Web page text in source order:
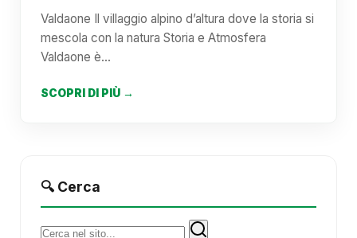
Valdaone Il villaggio alpino d’altura dove la storia si
mescola con la natura Storia e Atmosfera
Valdaone è…
SCOPRI DI PIÙ →
🔍 Cerca
Cerca: